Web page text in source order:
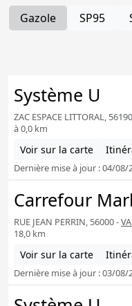
Gazole SP95
Système U
ZAC ESPACE LITTORAL,
à 0,0 km
Voir sur la carte
Dernière mise à jour : 04/08/
Carrefour
RUE JEAN PERRIN, 56000 -
18,0 km
Voir sur la carte
Dernière mise à jour : 03/08/